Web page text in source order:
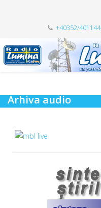
+40352/401144
Arhiva audio